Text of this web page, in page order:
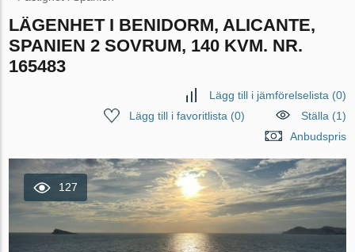
LÄGENHET I BENIDORM, ALICANTE,
SPANIEN 2 SOVRUM, 140 KVM. NR.
165483
Lägg till i jämförelselista (0)
Lägg till i favoritlista (0)
Ställa (1)
Anbudspris
127